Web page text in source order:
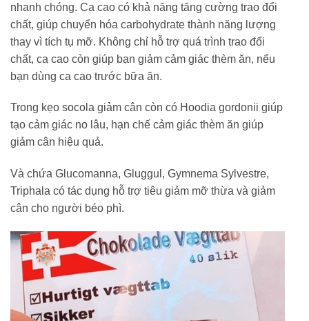
nhanh chóng. Ca cao có khả năng tăng cường trao đổi
chất, giúp chuyển hóa carbohydrate thành năng lượng
thay vì tích tụ mỡ. Không chỉ hỗ trợ quá trình trao đổi
chất, ca cao còn giúp bạn giảm cảm giác thèm ăn, nếu
bạn dùng ca cao trước bữa ăn.
Trong kẹo socola giảm cân còn có Hoodia gordonii giúp
tạo cảm giác no lâu, hạn chế cảm giác thèm ăn giúp
giảm cân hiệu quả.
Và chứa Glucomanna, Gluggul, Gymnema Sylvestre,
Triphala có tác dụng hỗ trợ tiêu giảm mỡ thừa và giảm
cân cho người béo phì.